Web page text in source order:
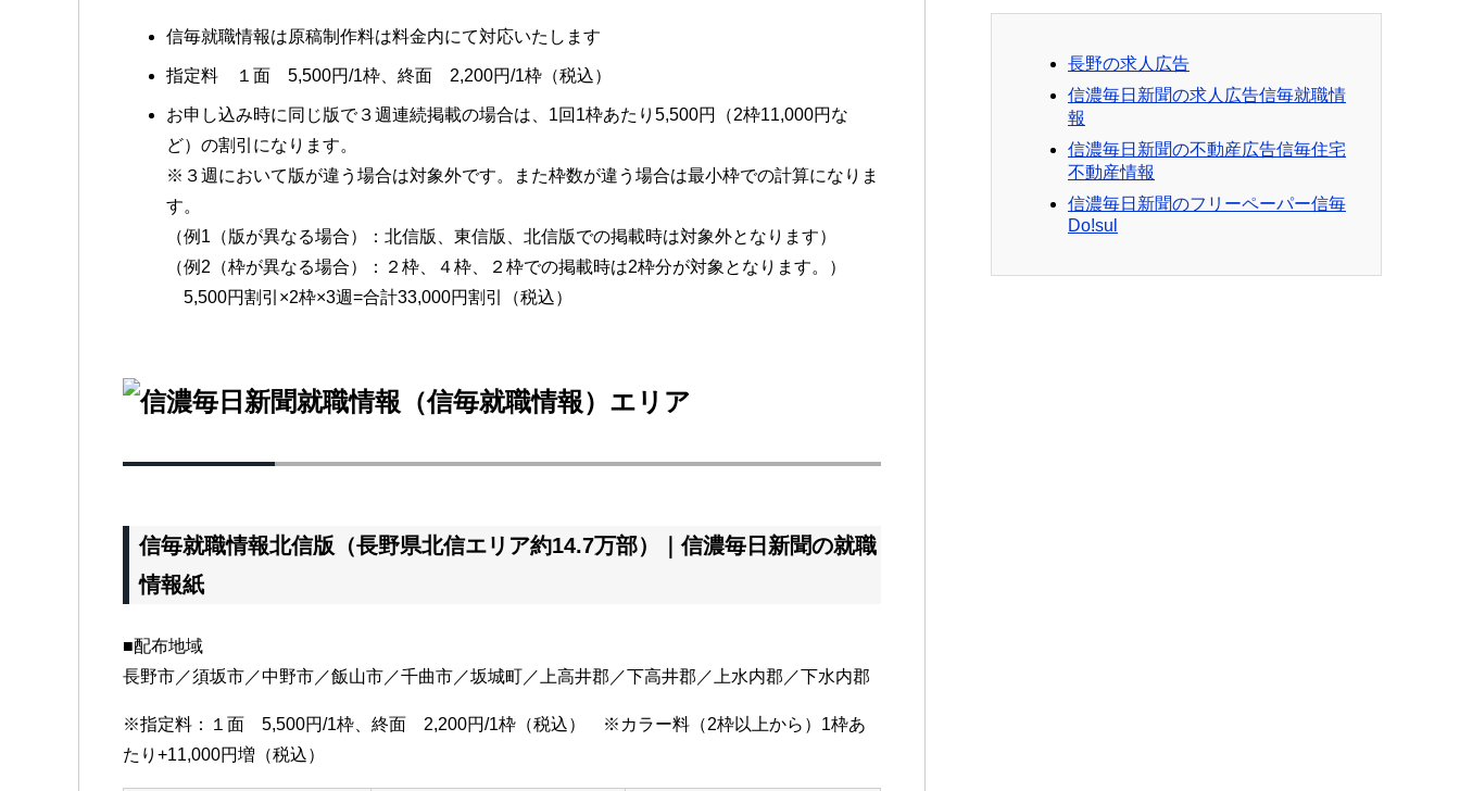
信毎就職情報は原稿制作料は料金内にて対応いたします
指定料 １面 5,500円/1枠、終面 2,200円/1枠（税込）
お申し込み時に同じ版で３週連続掲載の場合は、1回1枠あたり5,500円（2枠11,000円な
ど）の割引になります。
※３週において版が違う場合は対象外です。また枠数が違う場合は最小枠での計算になりま
す。
（例1（版が異なる場合）：北信版、東信版、北信版での掲載時は対象外となります）
（例2（枠が異なる場合）：２枠、４枠、２枠での掲載時は2枠分が対象となります。）
5,500円割引×2枠×3週=合計33,000円割引（税込）
信毎就職情報北信版（長野県北信エリア約14.7万部）｜信濃毎日新聞の就職
情報紙
■配布地域
長野市／須坂市／中野市／飯山市／千曲市／坂城町／上高井郡／下高井郡／上水内郡／下水内郡
※指定料：１面 5,500円/1枠、終面 2,200円/1枠（税込） ※カラー料（2枠以上から）1枠あ
たり+11,000円増（税込）
長野の求人広告
信濃毎日新聞の求人広告信毎就職情
報
信濃毎日新聞の不動産広告信毎住宅
不動産情報
信濃毎日新聞のフリーペーパー信毎
Do!sul